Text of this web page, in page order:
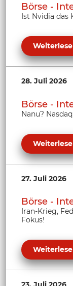
Börse -
Ist Nvidia das
28. Juli 2026
Börse -
Nanu?
27. Juli 2026
Börse -
Iran-Krieg,
Fokus!